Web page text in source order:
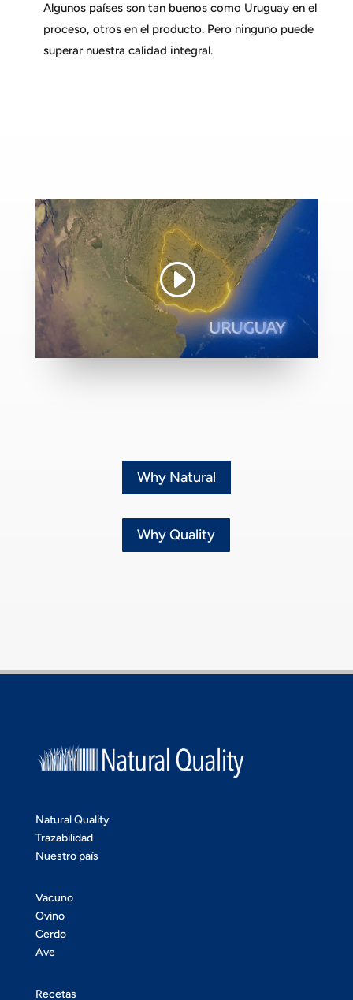
Algunos países son tan buenos como Uruguay en el
proceso, otros en el producto. Pero ninguno puede
superar nuestra calidad integral.
Why Natural
Why Quality
Natural Quality
Trazabilidad
Nuestro país
Vacuno
Ovino
Cerdo
Ave
Recetas